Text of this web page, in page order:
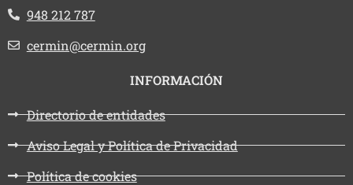
Teléfono:
948 212 787
Email:
cermin@cermin.org
INFORMACIÓN
Directorio de entidades
Aviso Legal y Política de Privacidad
Política de cookies